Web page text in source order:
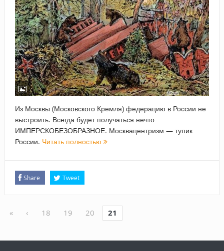
Из Москвы (Московского Кремля) федерацию в России не
выстроить. Всегда будет получаться нечто
ИМПЕРСКОБЕЗОБРАЗНОЕ. Москвацентризм — тупик
России. Читать полностью
Share Tweet
« ‹ 18 19 20 21